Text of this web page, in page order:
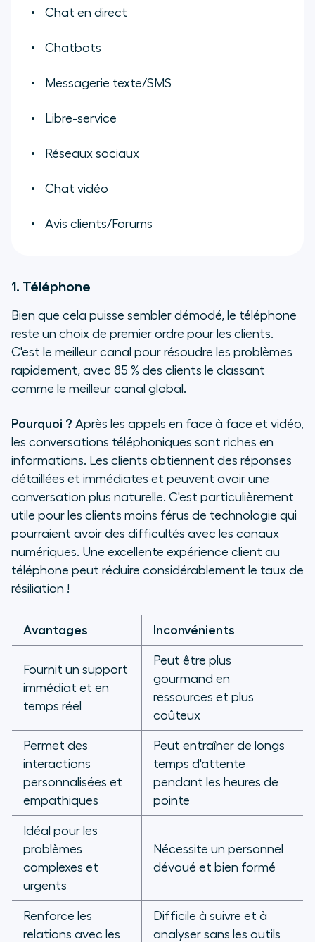
Chat en direct
Chatbots
Messagerie texte/SMS
Libre-service
Réseaux sociaux
Chat vidéo
Avis clients/Forums
1. Téléphone
Bien que cela puisse sembler démodé, le téléphone
reste un choix de premier ordre pour les clients.
C'est le meilleur canal pour résoudre les problèmes
rapidement, avec 85 % des clients le classant
comme le meilleur canal global.
Pourquoi ? Après les appels en face à face et vidéo,
les conversations téléphoniques sont riches en
informations. Les clients obtiennent des réponses
détaillées et immédiates et peuvent avoir une
conversation plus naturelle. C'est particulièrement
utile pour les clients moins férus de technologie qui
pourraient avoir des difficultés avec les canaux
numériques. Une excellente expérience client au
téléphone peut réduire considérablement le taux de
résiliation !
Avantages Inconvénients
Fournit un support
immédiat et en
temps réel
Peut être plus
gourmand en
ressources et plus
coûteux
Permet des
interactions
personnalisées et
empathiques
Peut entraîner de longs
temps d'attente
pendant les heures de
pointe
Idéal pour les
problèmes
complexes et
urgents
Nécessite un personnel
dévoué et bien formé
Renforce les
relations avec les
Difficile à suivre et à
analyser sans les outils